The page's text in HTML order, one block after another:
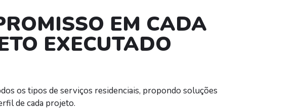
EM CADA
EXECUTADO
os tipos de serviços residenciais, propondo soluções
de cada projeto.